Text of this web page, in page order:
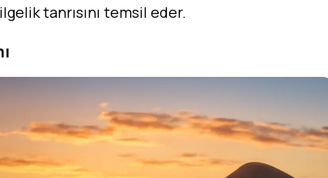
tanrısını temsil eder.